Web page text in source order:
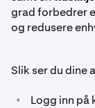
grad forbedrer
og redusere
Slik ser du dine
• Logg inn på